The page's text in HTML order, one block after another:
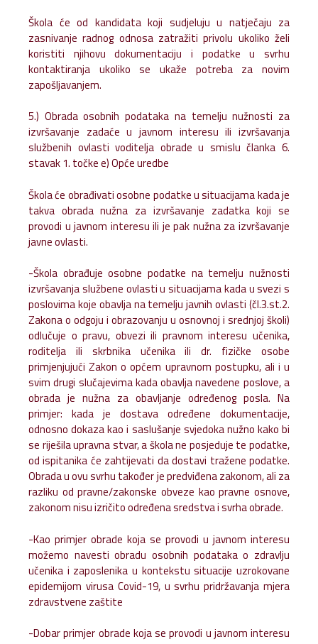
Škola će od kandidata koji sudjeluju u natječaju za
zasnivanje radnog odnosa zatražiti privolu ukoliko želi
koristiti njihovu dokumentaciju i podatke u svrhu
kontaktiranja ukoliko se ukaže potreba za novim
zapošljavanjem.
5.) Obrada osobnih podataka na temelju nužnosti za
izvršavanje zadaće u javnom interesu ili izvršavanja
službenih ovlasti voditelja obrade u smislu članka 6.
stavak 1. točke e) Opće uredbe
Škola će obrađivati osobne podatke u situacijama kada je
takva obrada nužna za izvršavanje zadatka koji se
provodi u javnom interesu ili je pak nužna za izvršavanje
javne ovlasti.
-Škola obrađuje osobne podatke na temelju nužnosti
izvršavanja službene ovlasti u situacijama kada u svezi s
poslovima koje obavlja na temelju javnih ovlasti (čl.3.st.2.
Zakona o odgoju i obrazovanju u osnovnoj i srednjoj školi)
odlučuje o pravu, obvezi ili pravnom interesu učenika,
roditelja ili skrbnika učenika ili dr. fizičke osobe
primjenjujući Zakon o općem upravnom postupku, ali i u
svim drugi slučajevima kada obavlja navedene poslove, a
obrada je nužna za obavljanje određenog posla. Na
primjer: kada je dostava određene dokumentacije,
odnosno dokaza kao i saslušanje svjedoka nužno kako bi
se riješila upravna stvar, a škola ne posjeduje te podatke,
od ispitanika će zahtijevati da dostavi tražene podatke.
Obrada u ovu svrhu također je predviđena zakonom, ali za
razliku od pravne/zakonske obveze kao pravne osnove,
zakonom nisu izričito određena sredstva i svrha obrade.
-Kao primjer obrade koja se provodi u javnom interesu
možemo navesti obradu osobnih podataka o zdravlju
učenika i zaposlenika u kontekstu situacije uzrokovane
epidemijom virusa Covid-19, u svrhu pridržavanja mjera
zdravstvene zaštite
-Dobar primjer obrade koja se provodi u javnom interesu